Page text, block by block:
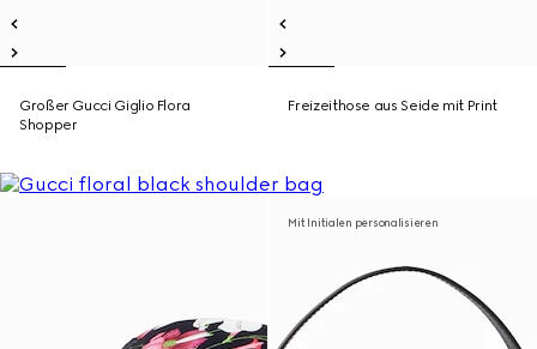
Großer Gucci Giglio Flora
Shopper
Freizeithose aus Seide mit Print
Mit Initialen personalisieren